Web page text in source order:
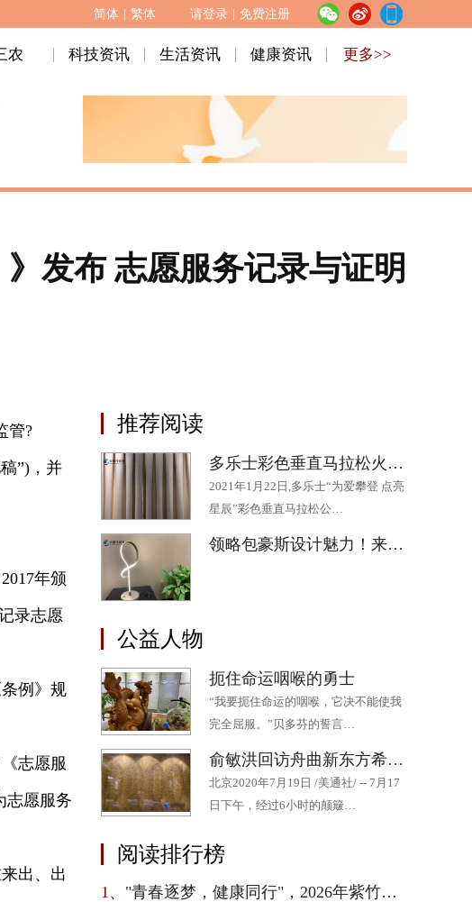
简体 繁体 请登录 免费注册
农 科技资讯 生活资讯 健康资讯 更多>>
发布 志愿服务记录与证明
管?
”)，并
年颁
录志愿
例》规
志愿服
志愿服务
出、出
推荐阅读
多乐士彩色垂直马拉松火热开跑 为助力“星星”公益添“彩”
2021年1月22日,多乐士“为爱攀登 点亮
星辰”彩色垂直马拉松公…
领略包豪斯设计魅力！来“2020成都·欧洲文化季”最后一场展览吧
公益人物
扼住命运咽喉的勇士
“我要扼住命运的咽喉，它决不能使我
完全屈服。”贝多芬的誓言…
俞敏洪回访舟曲新东方希望小学 十年持续帮扶为山区孩子点燃希望
北京2020年7月19日 /美通社/ -- 7月17
日下午，经过6小时的颠簸…
阅读排行榜
1、 "青春逐梦，健康同行"，2026年紫竹青春健康校园行在京启动